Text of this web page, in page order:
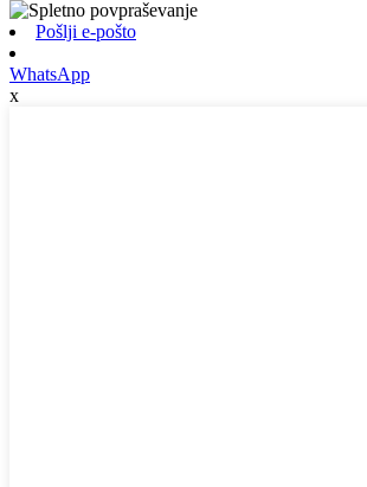
Pošlji e-pošto
WhatsApp
x